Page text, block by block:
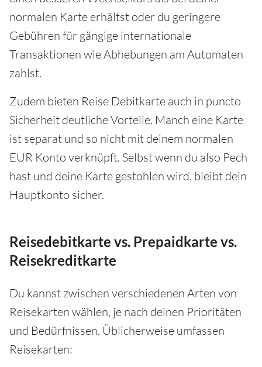
normalen Karte erhältst oder du geringere
Gebühren für gängige internationale
Transaktionen wie Abhebungen am Automaten
zahlst.
Zudem bieten Reise Debitkarte auch in puncto
Sicherheit deutliche Vorteile. Manch eine Karte
ist separat und so nicht mit deinem normalen
EUR Konto verknüpft. Selbst wenn du also Pech
hast und deine Karte gestohlen wird, bleibt dein
Hauptkonto sicher.
Reisedebitkarte vs. Prepaidkarte vs.
Reisekreditkarte
Du kannst zwischen verschiedenen Arten von
Reisekarten wählen, je nach deinen Prioritäten
und Bedürfnissen. Üblicherweise umfassen
Reisekarten: